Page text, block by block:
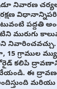
నివారణ
పద్దతి
మురుగు
15 గ్రాముల
కలిపి
వేయండి. ఈ
మరియు